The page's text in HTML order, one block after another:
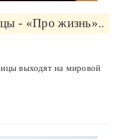
- «Про жизнь»..
выходят на мировой